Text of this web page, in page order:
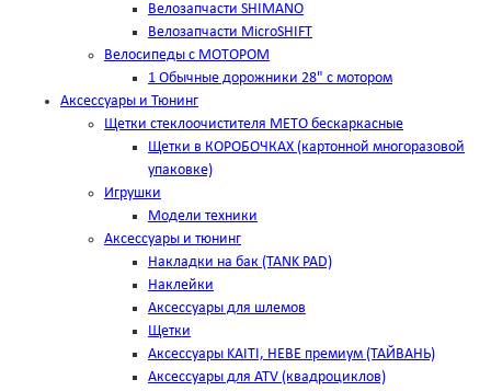
Велозапчасти SHIMANO
Велозапчасти MicroSHIFT
Велосипеды с МОТОРОМ
1 Обычные дорожники 28" с мотором
Аксессуары и Тюнинг
Щетки стеклоочистителя METO бескаркасные
Щетки в КОРОБОЧКАХ (картонной многоразовой
упаковке)
Игрушки
Модели техники
Аксессуары и тюнинг
Накладки на бак (TANK PAD)
Наклейки
Аксессуары для шлемов
Щетки
Аксессуары KAITI, HEBE премиум (ТАЙВАНЬ)
Аксессуары для ATV (квадроциклов)